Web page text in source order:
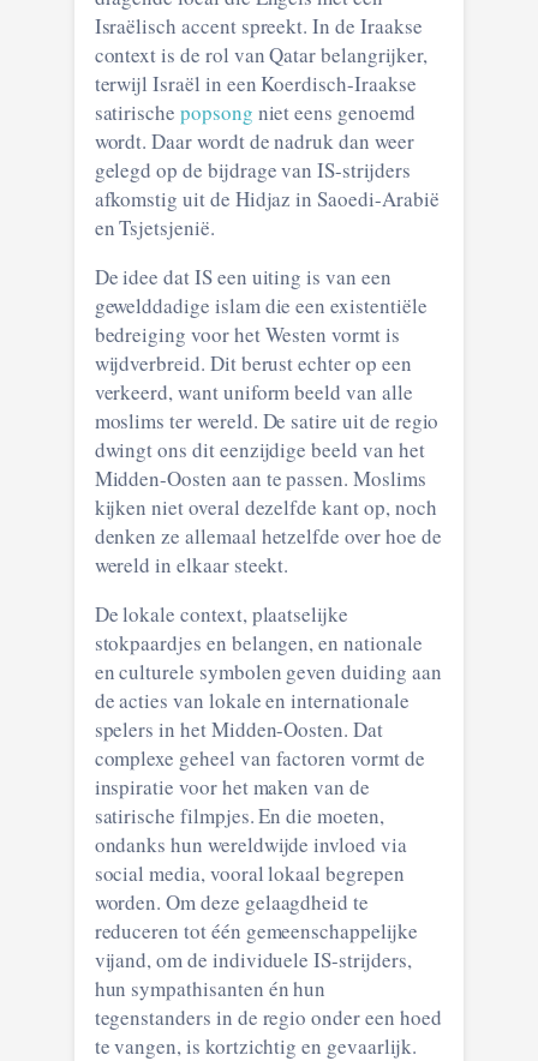
Israëlisch accent spreekt. In de Iraakse
context is de rol van Qatar belangrijker,
terwijl Israël in een Koerdisch-Iraakse
satirische popsong niet eens genoemd
wordt. Daar wordt de nadruk dan weer
gelegd op de bijdrage van IS-strijders
afkomstig uit de Hidjaz in Saoedi-Arabië
en Tsjetsjenië.
De idee dat IS een uiting is van een
gewelddadige islam die een existentiële
bedreiging voor het Westen vormt is
wijdverbreid. Dit berust echter op een
verkeerd, want uniform beeld van alle
moslims ter wereld. De satire uit de regio
dwingt ons dit eenzijdige beeld van het
Midden-Oosten aan te passen. Moslims
kijken niet overal dezelfde kant op, noch
denken ze allemaal hetzelfde over hoe de
wereld in elkaar steekt.
De lokale context, plaatselijke
stokpaardjes en belangen, en nationale
en culturele symbolen geven duiding aan
de acties van lokale en internationale
spelers in het Midden-Oosten. Dat
complexe geheel van factoren vormt de
inspiratie voor het maken van de
satirische filmpjes. En die moeten,
ondanks hun wereldwijde invloed via
social media, vooral lokaal begrepen
worden. Om deze gelaagdheid te
reduceren tot één gemeenschappelijke
vijand, om de individuele IS-strijders,
hun sympathisanten én hun
tegenstanders in de regio onder een hoed
te vangen, is kortzichtig en gevaarlijk.